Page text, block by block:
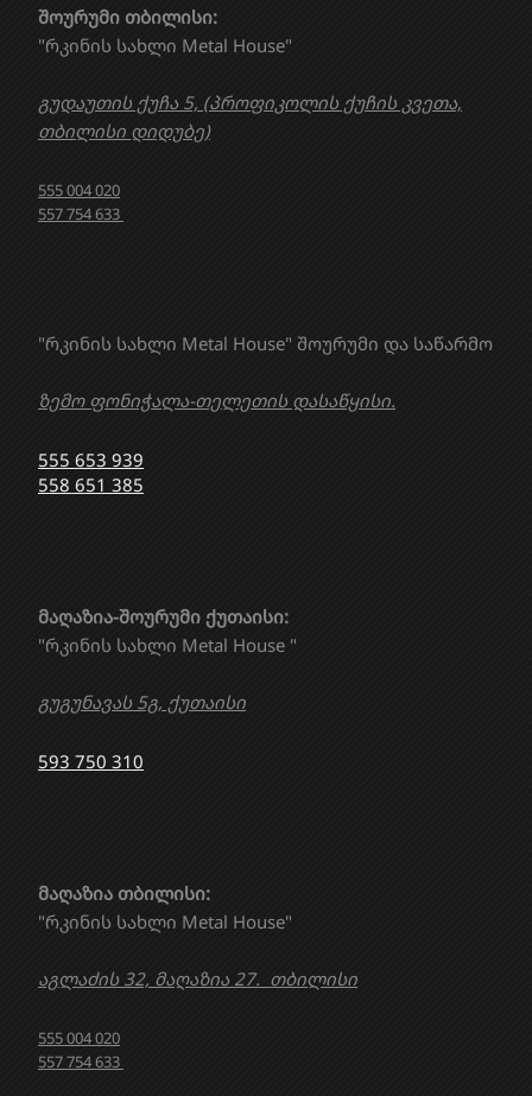
"რკინის სახლი Metal House" შოურუმი და საწარმო
ზემო ფონიჭალა-თელეთის დასაწყისი.
555 653 939
558 651 385
მაღაზია თბილისი:
"რკინის სახლი Metal House"
აგლაძის 32, მაღაზია 27. თბილისი
555 004 020
557 754 633
მაღაზია-შოურუმი ქუთაისი:
"რკინის სახლი Metal House "
გუგუნავას 5გ, ქუთაისი
593 750 310
შოურუმი თბილისი:
"რკინის სახლი Metal House"
გუდაუთის ქუჩა 5, (პროფიკოლის ქუჩის კვეთა,
თბილისი დიდუბე)
555 004 020
557 754 633